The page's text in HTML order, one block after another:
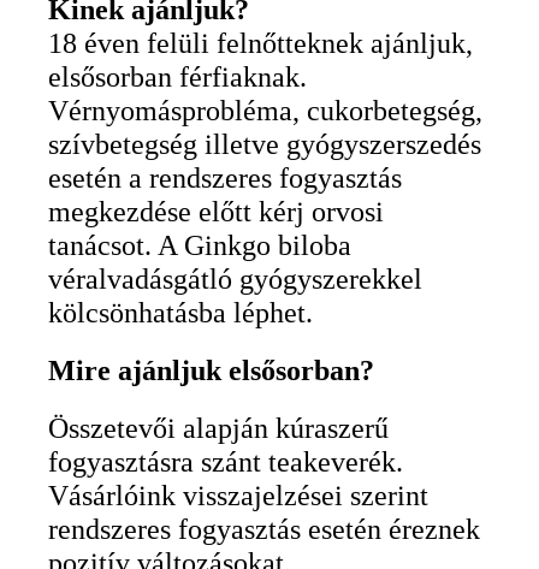
Kinek ajánljuk?
18 éven felüli felnőtteknek ajánljuk,
elsősorban férfiaknak.
Vérnyomásprobléma, cukorbetegség,
szívbetegség illetve gyógyszerszedés
esetén a rendszeres fogyasztás
megkezdése előtt kérj orvosi
tanácsot. A Ginkgo biloba
véralvadásgátló gyógyszerekkel
kölcsönhatásba léphet.
Mire ajánljuk elsősorban?
Összetevői alapján kúraszerű
fogyasztásra szánt teakeverék.
Vásárlóink visszajelzései szerint
rendszeres fogyasztás esetén éreznek
pozitív változásokat.